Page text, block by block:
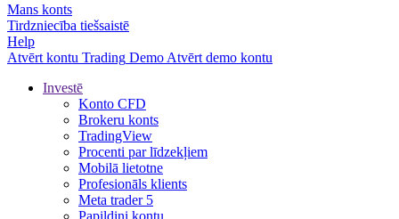
Mans konts
Tirdzniecība tiešsaistē
Help
Atvērt kontu Trading Demo Atvērt demo kontu
Investē
Konto CFD
Brokeru konts
TradingView
Procenti par līdzekļiem
Mobilā lietotne
Profesionāls klients
Meta trader 5
Papildini kontu